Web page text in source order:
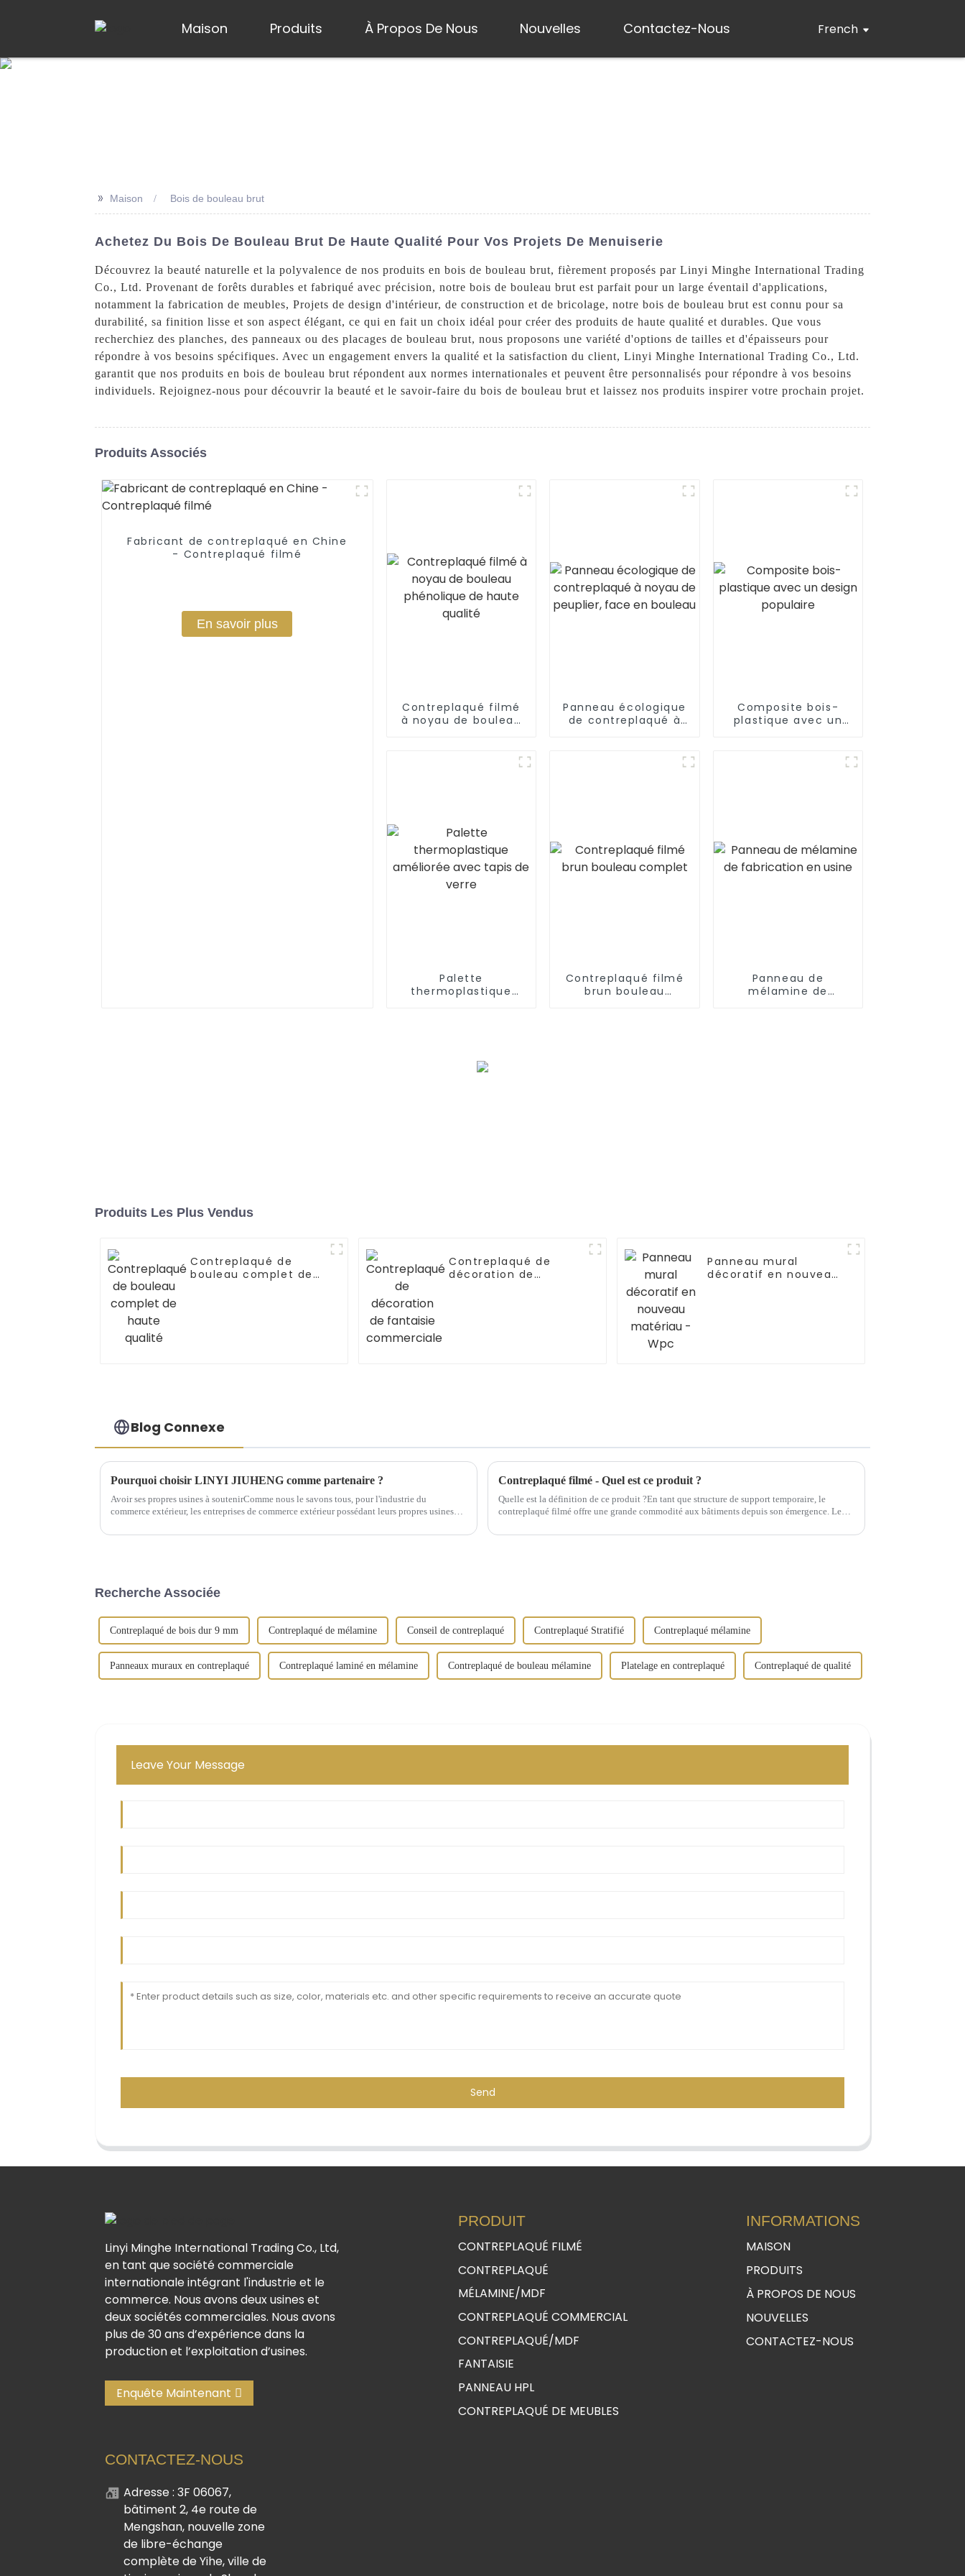
Maison Produits À Propos De Nous Nouvelles Contactez-Nous French
>> Maison Bois de bouleau brut
Achetez Du Bois De Bouleau Brut De Haute Qualité Pour Vos Projets De Menuiserie
Découvrez la beauté naturelle et la polyvalence de nos produits en bois de bouleau brut, fièrement proposés par Linyi Minghe International Trading
Co., Ltd. Provenant de forêts durables et fabriqué avec précision, notre bois de bouleau brut est parfait pour un large éventail d'applications,
notamment la fabrication de meubles, Projets de design d'intérieur, de construction et de bricolage, notre bois de bouleau brut est connu pour sa
durabilité, sa finition lisse et son aspect élégant, ce qui en fait un choix idéal pour créer des produits de haute qualité et durables. Que vous
recherchiez des planches, des panneaux ou des placages de bouleau brut, nous proposons une variété d'options de tailles et d'épaisseurs pour
répondre à vos besoins spécifiques. Avec un engagement envers la qualité et la satisfaction du client, Linyi Minghe International Trading Co., Ltd.
garantit que nos produits en bois de bouleau brut répondent aux normes internationales et peuvent être personnalisés pour répondre à vos besoins
individuels. Rejoignez-nous pour découvrir la beauté et le savoir-faire du bois de bouleau brut et laissez nos produits inspirer votre prochain projet.
Produits Associés
Fabricant de contreplaqué en Chine
- Contreplaqué filmé
En savoir plus
Contreplaqué filmé
à noyau de bouleau
Panneau écologique
de contreplaqué à
Composite bois-
plastique avec un
Palette
thermoplastique
Contreplaqué filmé
brun bouleau
Panneau de
mélamine de
Produits Les Plus Vendus
Contreplaqué de
bouleau complet de
Contreplaqué de
décoration de
Panneau mural
décoratif en nouveau
Blog Connexe
Pourquoi choisir LINYI JIUHENG comme partenaire ?
Avoir ses propres usines à soutenirComme nous le savons tous, pour l'industrie du
commerce extérieur, les entreprises de commerce extérieur possédant leurs propres usines
Contreplaqué filmé - Quel est ce produit ?
Quelle est la définition de ce produit ?En tant que structure de support temporaire, le
contreplaqué filmé offre une grande commodité aux bâtiments depuis son émergence. Le
Recherche Associée
Contreplaqué de bois dur 9 mm Contreplaqué de mélamine Conseil de contreplaqué Contreplaqué Stratifié Contreplaqué mélamine
Panneaux muraux en contreplaqué Contreplaqué laminé en mélamine Contreplaqué de bouleau mélamine Platelage en contreplaqué Contreplaqué de qualité
Leave Your Message
Send
Linyi Minghe International Trading Co., Ltd,
en tant que société commerciale
internationale intégrant l'industrie et le
commerce. Nous avons deux usines et
deux sociétés commerciales. Nous avons
plus de 30 ans d’expérience dans la
production et l’exploitation d’usines.
Enquête Maintenant
PRODUIT
CONTREPLAQUÉ FILMÉ
CONTREPLAQUÉ
MÉLAMINE/MDF
CONTREPLAQUÉ COMMERCIAL
CONTREPLAQUÉ/MDF
FANTAISIE
PANNEAU HPL
CONTREPLAQUÉ DE MEUBLES
INFORMATIONS
MAISON
PRODUITS
À PROPOS DE NOUS
NOUVELLES
CONTACTEZ-NOUS
CONTACTEZ-NOUS
Adresse : 3F 06067,
bâtiment 2, 4e route de
Mengshan, nouvelle zone
de libre-échange
complète de Yihe, ville de